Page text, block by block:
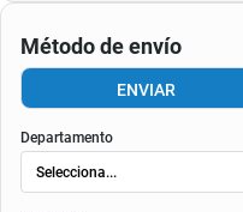
Método de envío
ENVIAR
Departamento